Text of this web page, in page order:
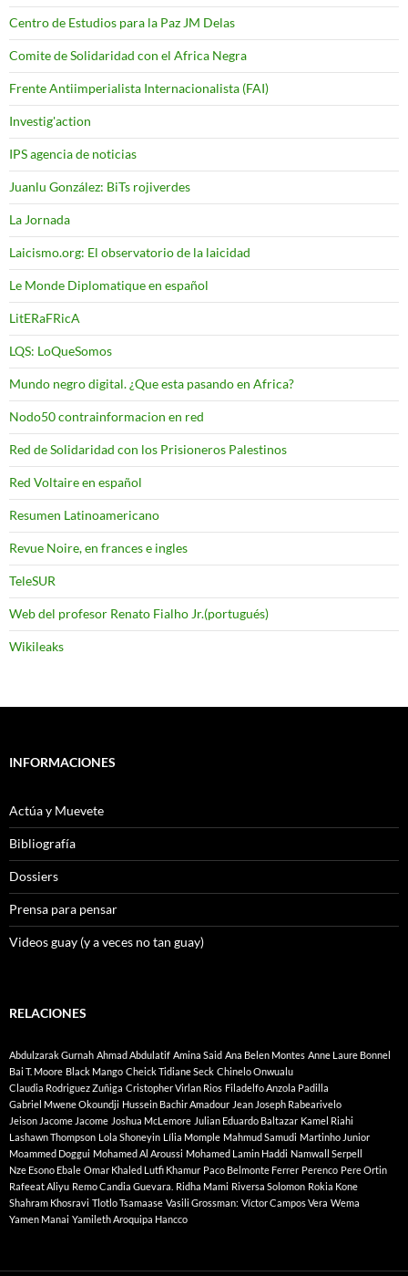
Centro de Estudios para la Paz JM Delas
Comite de Solidaridad con el Africa Negra
Frente Antiimperialista Internacionalista (FAI)
Investig'action
IPS agencia de noticias
Juanlu González: BiTs rojiverdes
La Jornada
Laicismo.org: El observatorio de la laicidad
Le Monde Diplomatique en español
LitERaFRicA
LQS: LoQueSomos
Mundo negro digital. ¿Que esta pasando en Africa?
Nodo50 contrainformacion en red
Red de Solidaridad con los Prisioneros Palestinos
Red Voltaire en español
Resumen Latinoamericano
Revue Noire, en frances e ingles
TeleSUR
Web del profesor Renato Fialho Jr.(portugués)
Wikileaks
INFORMACIONES
Actúa y Muevete
Bibliografía
Dossiers
Prensa para pensar
Videos guay (y a veces no tan guay)
RELACIONES
Abdulzarak Gurnah Ahmad Abdulatif Amina Said Ana Belen Montes Anne Laure Bonnel
Bai T. Moore Black Mango Cheick Tidiane Seck Chinelo Onwualu
Claudia Rodriguez Zuñiga Cristopher Virlan Rios Filadelfo Anzola Padilla
Gabriel Mwene Okoundji Hussein Bachir Amadour Jean Joseph Rabearivelo
Jeison Jacome Jacome Joshua McLemore Julian Eduardo Baltazar Kamel Riahi
Lashawn Thompson Lola Shoneyin Lília Momple Mahmud Samudi Martinho Junior
Moammed Doggui Mohamed Al Aroussi Mohamed Lamin Haddi Namwall Serpell
Nze Esono Ebale Omar Khaled Lutfi Khamur Paco Belmonte Ferrer Perenco Pere Ortin
Rafeeat Aliyu Remo Candia Guevara. Ridha Mami Riversa Solomon Rokia Kone
Shahram Khosravi Tlotlo Tsamaase Vasili Grossman: Víctor Campos Vera Wema
Yamen Manai Yamileth Aroquipa Hancco